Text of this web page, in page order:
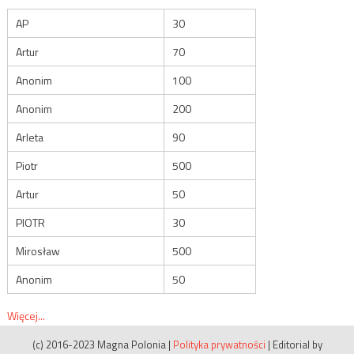
AP
30
Artur
70
Anonim
100
Anonim
200
Arleta
90
Piotr
500
Artur
50
PIOTR
30
Mirosław
500
Anonim
50
Więcej...
(c) 2016-2023 Magna Polonia | Polityka prywatności | Editorial by